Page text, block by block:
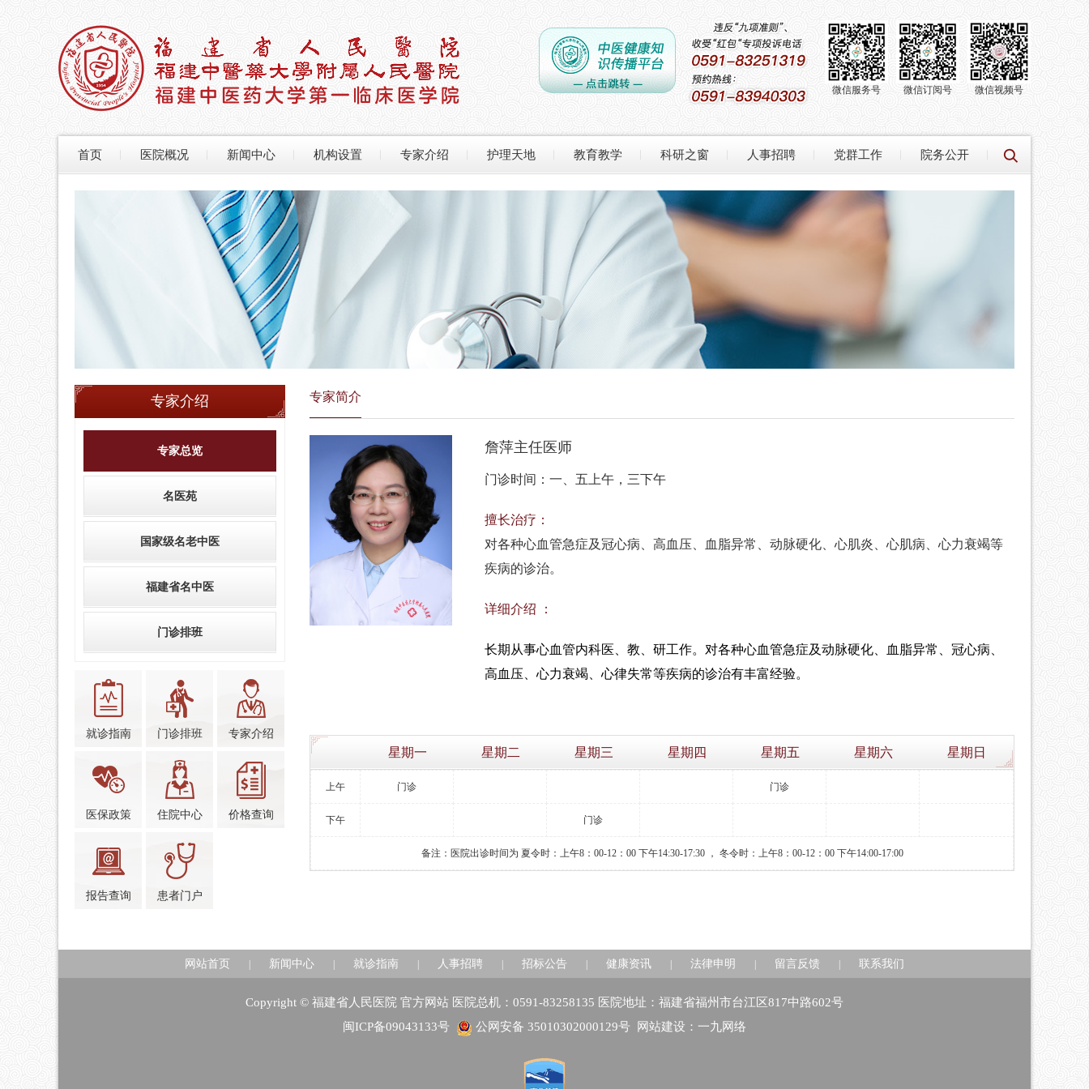
微信视频号
微信订阅号
微信服务号
首页 医院概况 新闻中心 机构设置 专家介绍 护理天地 教育教学 科研之窗 人事招聘 党群工作 院务公开
专家介绍
专家总览
名医苑
国家级名老中医
福建省名中医
门诊排班
就诊指南 门诊排班 专家介绍
医保政策 住院中心 价格查询
报告查询 患者门户
专家简介
詹萍主任医师
门诊时间：一、五上午，三下午
擅长治疗：
对各种心血管急症及冠心病、高血压、血脂异常、动脉硬化、心肌炎、心肌病、心力衰竭等
疾病的诊治。
详细介绍 ：
长期从事心血管内科医、教、研工作。对各种心血管急症及动脉硬化、血脂异常、冠心病、
高血压、心力衰竭、心律失常等疾病的诊治有丰富经验。
星期一 星期二 星期三 星期四 星期五 星期六 星期日
上午 门诊 门诊
下午 门诊
备注：医院出诊时间为 夏令时：上午8：00-12：00 下午14:30-17:30 ， 冬令时：上午8：00-12：00 下午14:00-17:00
网站首页 新闻中心 就诊指南 人事招聘 招标公告 健康资讯 法律申明 留言反馈 联系我们
Copyright © 福建省人民医院 官方网站 医院总机：0591-83258135 医院地址：福建省福州市台江区817中路602号
闽ICP备09043133号
公网安备 35010302000129号 网站建设：一九网络